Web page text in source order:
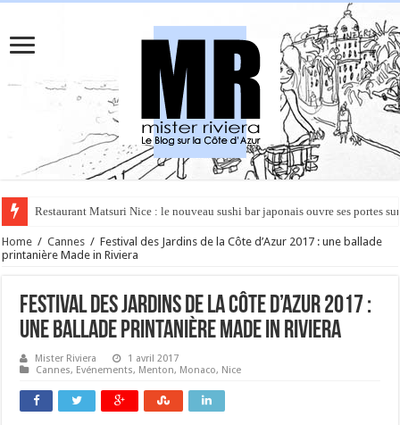
Rüya à Cannes : le restaurant éphémère de l’Hôtel Carlton pour un
Home / Cannes / Festival des Jardins de la Côte d’Azur 2017 : une ballade
printanière Made in Riviera
Festival des Jardins de la Côte d’Azur 2017 :
une ballade printanière Made in Riviera
Mister Riviera
1 avril 2017
Cannes, Evénements, Menton, Monaco, Nice